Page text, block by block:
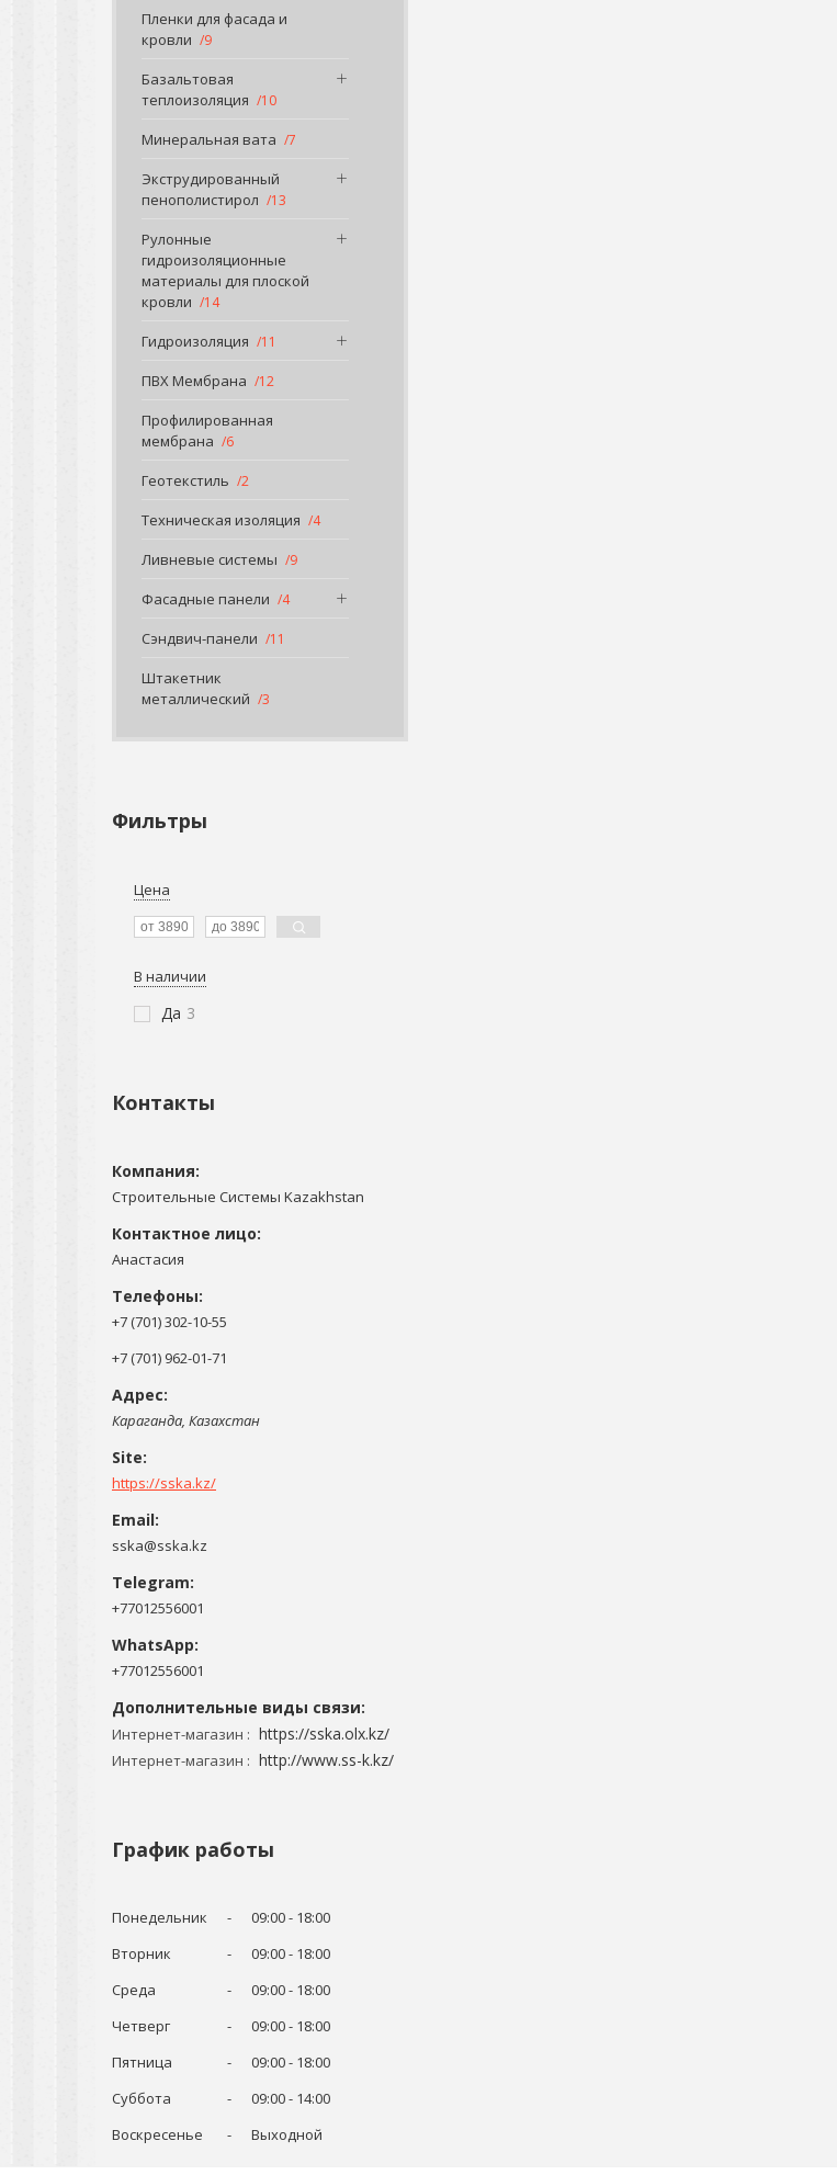
Пленки для фасада и
кровли
9
Базальтовая
теплоизоляция
10
Минеральная вата 7
Экструдированный
пенополистирол
13
Рулонные
гидроизоляционные
материалы для плоской
кровли
14
Гидроизоляция 11
ПВХ Мембрана 12
Профилированная
мембрана
6
Геотекстиль 2
Техническая изоляция 4
Ливневые системы 9
Фасадные панели 4
Сэндвич-панели 11
Штакетник
металлический
3
Фильтры
Цена
В наличии
Да 3
Контакты
Строительные Системы Kazakhstan
Анастасия
+7 (701) 302-10-55
+7 (701) 962-01-71
Караганда, Казахстан
https://sska.kz/
sska@sska.kz
+77012556001
+77012556001
Интернет-магазин https://sska.olx.kz/
Интернет-магазин http://www.ss-k.kz/
График работы
Понедельник 09:00
18:00
Вторник
09:00
18:00
Среда
09:00
18:00
Четверг
09:00
18:00
Пятница
09:00
18:00
Суббота
09:00
14:00
Воскресенье
Выходной